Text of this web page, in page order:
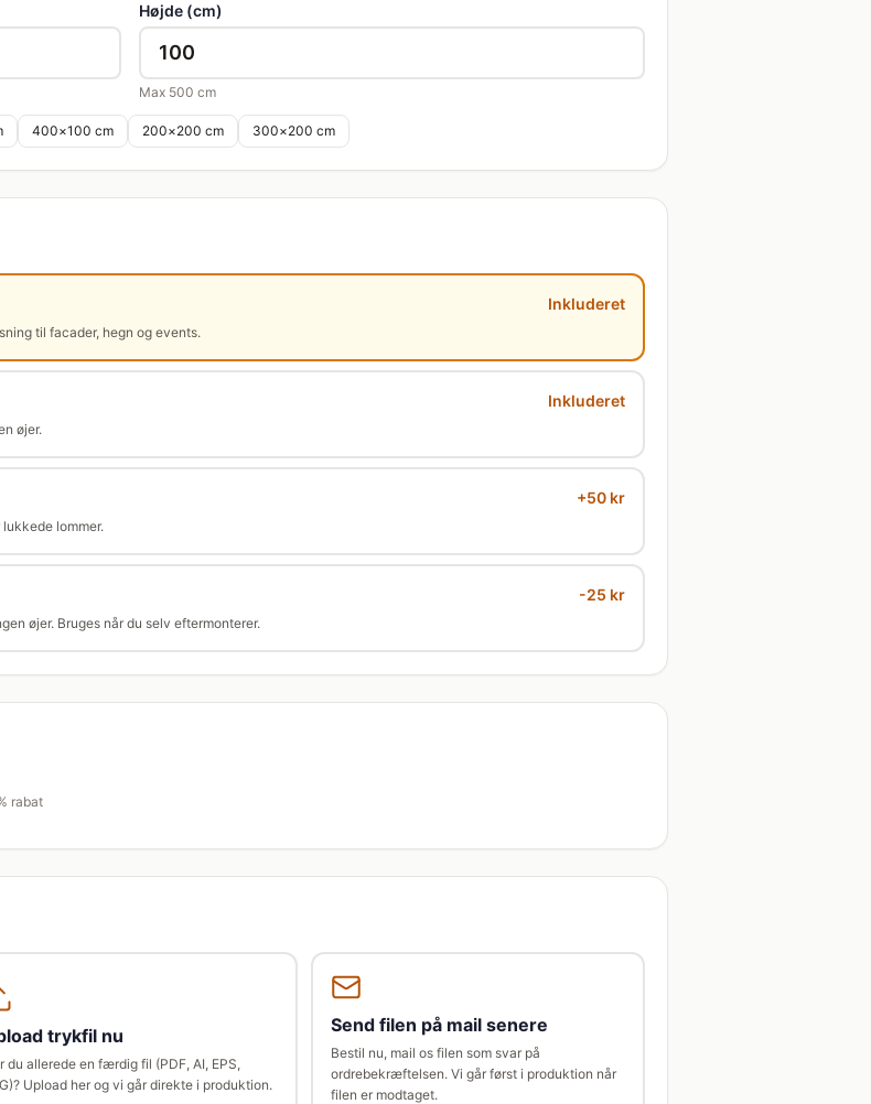
Højde (cm)
Max 500 cm
400×100 cm 200×200 cm 300×200 cm
til facader, hegn og events.
Inkluderet
øjer.
Inkluderet
lommer.
+50 kr
øjer. Bruges når du selv eftermonterer.
-25 kr
rabat
trykfil nu
du allerede en færdig fil (PDF, AI, EPS,
Upload her og vi går direkte i produktion.
Send filen på mail senere
Bestil nu, mail os filen som svar på
ordrebekræftelsen. Vi går først i produktion når
filen er modtaget.